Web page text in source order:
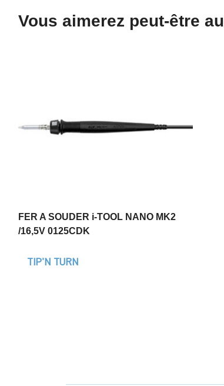
Vous aimerez peut-être
FER A SOUDER i-TOOL NANO MK2
/16,5V 0125CDK
TIP'N TURN